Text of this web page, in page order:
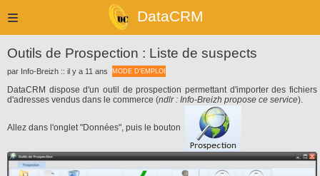
DataCRM
Outils de Prospection : Liste de suspects
par Info-Breizh :: il y a 11 ans MODE D'EMPLOI
DataCRM dispose d'un outil de prospection permettant d'importer des fichiers
d'adresses vendus dans le commerce (ndlr : Info-Breizh propose ce service).
Allez dans l'onglet "Données", puis le bouton